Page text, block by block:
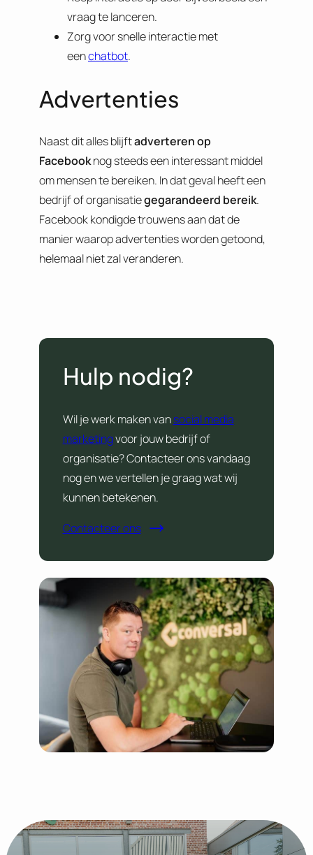
vraag te lanceren.
Zorg voor snelle interactie met
eenchatbot.
Advertenties
Naast dit alles blijftadverteren op
Facebooknog steeds een interessant middel
om mensen te bereiken. In dat geval heeft een
bedrijf of organisatiegegarandeerd bereik.
Facebook kondigde trouwens aan dat de
manier waarop advertenties worden getoond,
helemaal niet zal veranderen.
Hulp nodig?
Wil je werk maken vansocial media
marketingvoor jouw bedrijf of
organisatie? Contacteer ons vandaag
nog en we vertellen je graag wat wij
kunnen betekenen.
Contacteer ons